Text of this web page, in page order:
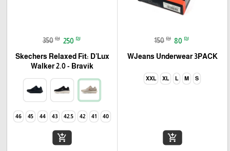
150 ₪ 80 ₪
WJeans Underwear 3PACK
S
M
L
XL
XXL
add_shopping_cart
350 ₪ 250 ₪
Skechers Relaxed Fit: D'Lux
Walker 2.0 - Bravik
40
41
42
42.5
43
44
45
46
add_shopping_cart